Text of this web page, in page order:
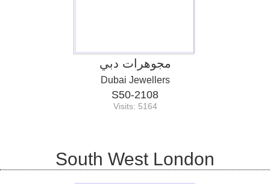
مجوهرات دبي
Dubai Jewellers
S50-2108
Visits: 5164
South West London